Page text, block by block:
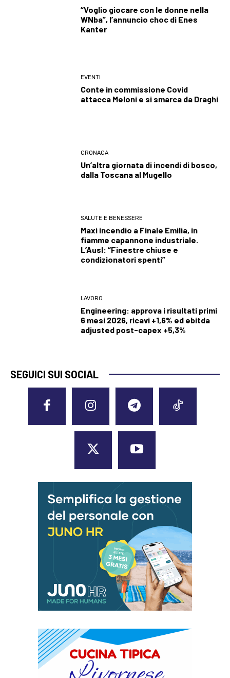
“Voglio giocare con le donne nella
WNba”, l’annuncio choc di Enes
Kanter
EVENTI
Conte in commissione Covid
attacca Meloni e si smarca da Draghi
CRONACA
Un’altra giornata di incendi di bosco,
dalla Toscana al Mugello
SALUTE E BENESSERE
Maxi incendio a Finale Emilia, in
fiamme capannone industriale.
L’Ausl: “Finestre chiuse e
condizionatori spenti”
LAVORO
Engineering: approva i risultati primi
6 mesi 2026, ricavi +1,6% ed ebitda
adjusted post-capex +5,3%
SEGUICI SUI SOCIAL